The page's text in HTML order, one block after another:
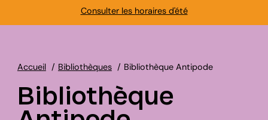
Consulter les horaires d'été
Accueil Bibliothèques Bibliothèque Antipode
Bibliothèque